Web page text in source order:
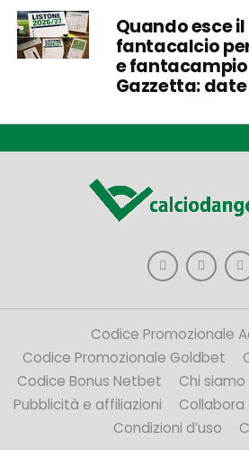
Quando esce
fantacalcio
e
Gazzetta:
Codice Promozionale
Codice Promozionale Goldbet
Codice Bonus Netbet
Chi siamo
Pubblicità e affiliazioni
Collabora
Condizioni d’uso